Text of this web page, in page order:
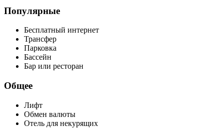
процедурами: есть аквапарк и открытый бассейн.
Сотрудники апартаментов по запросу организуют гостям
трансфер. Удобно для гостей с ограниченными
возможностями: на верхние этажи гостей поднимает лифт.
А ещё в распоряжении гостей прачечная, химчистка и
сейф.
Популярные
Бесплатный интернет
Трансфер
Парковка
Бассейн
Бар или ресторан
Общее
Лифт
Обмен валюты
Отель для некурящих